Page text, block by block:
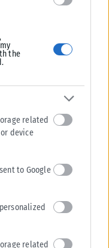
the
related
device
to Google
related